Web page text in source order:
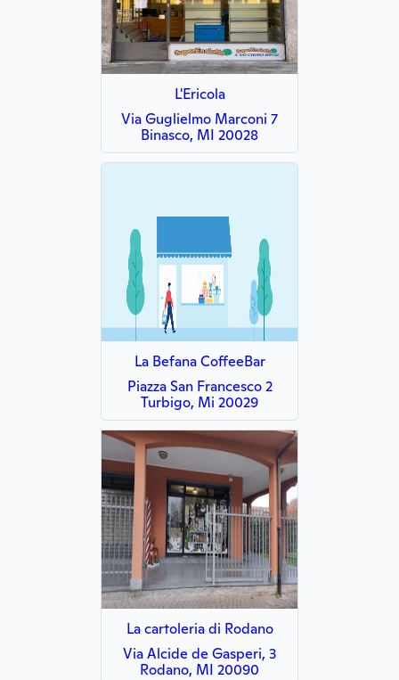
L'Ericola
Via Guglielmo Marconi 7
Binasco, MI 20028
La Befana CoffeeBar
Piazza San Francesco 2
Turbigo, Mi 20029
La cartoleria di Rodano
Via Alcide de Gasperi, 3
Rodano, MI 20090